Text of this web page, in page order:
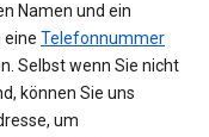
Namen und ein
eine Telefonnummer
Selbst wenn Sie nicht
können Sie uns
um